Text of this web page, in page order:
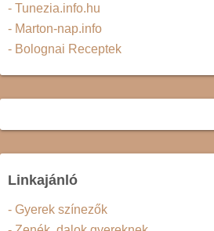
- Tunezia.info.hu
- Marton-nap.info
- Bolognai Receptek
Linkajánló
- Gyerek színezők